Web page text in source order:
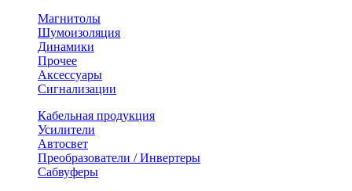
Магнитолы
Шумоизоляция
Динамики
Прочее
Аксессуары
Сигнализации
Кабельная продукция
Усилители
Автосвет
Преобразователи / Инвертеры
Сабвуферы